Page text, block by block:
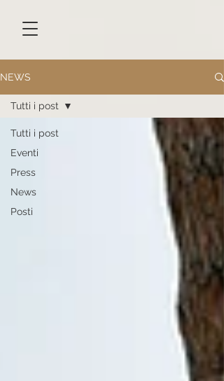
NEWS
Tutti i post
Eventi
Press
News
Posti
Tutti i post